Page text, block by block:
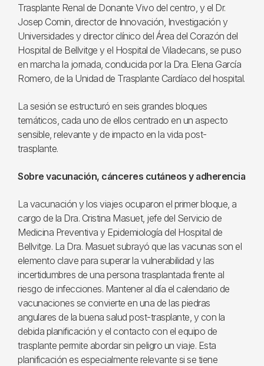
Trasplante Renal de Donante Vivo del centro, y el Dr.
Josep Comin, director de Innovación, Investigación y
Universidades y director clínico del Área del Corazón del
Hospital de Bellvitge y el Hospital de Viladecans, se puso
en marcha la jornada, conducida por la Dra. Elena García
Romero, de la Unidad de Trasplante Cardíaco del hospital.
La sesión se estructuró en seis grandes bloques
temáticos, cada uno de ellos centrado en un aspecto
sensible, relevante y de impacto en la vida post-
trasplante.
Sobre vacunación, cánceres cutáneos y adherencia
La vacunación y los viajes ocuparon el primer bloque, a
cargo de la Dra. Cristina Masuet, jefe del Servicio de
Medicina Preventiva y Epidemiología del Hospital de
Bellvitge. La Dra. Masuet subrayó que las vacunas son el
elemento clave para superar la vulnerabilidad y las
incertidumbres de una persona trasplantada frente al
riesgo de infecciones. Mantener al día el calendario de
vacunaciones se convierte en una de las piedras
angulares de la buena salud post-trasplante, y con la
debida planificación y el contacto con el equipo de
trasplante permite abordar sin peligro un viaje. Esta
planificación es especialmente relevante si se tiene